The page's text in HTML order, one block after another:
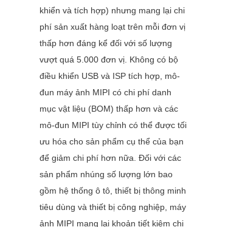
khiển và tích hợp) nhưng mang lại chi
phí sản xuất hàng loạt trên mỗi đơn vị
thấp hơn đáng kể đối với số lượng
vượt quá 5.000 đơn vị. Không có bộ
điều khiển USB và ISP tích hợp, mô-
đun máy ảnh MIPI có chi phí danh
mục vật liệu (BOM) thấp hơn và các
mô-đun MIPI tùy chỉnh có thể được tối
ưu hóa cho sản phẩm cụ thể của bạn
để giảm chi phí hơn nữa. Đối với các
sản phẩm nhúng số lượng lớn bao
gồm hệ thống ô tô, thiết bị thông minh
tiêu dùng và thiết bị công nghiệp, máy
ảnh MIPI mang lại khoản tiết kiệm chi